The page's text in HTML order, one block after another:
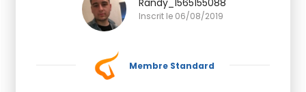
Randy_1565155088
Inscrit le 06/08/2019
Membre Standard